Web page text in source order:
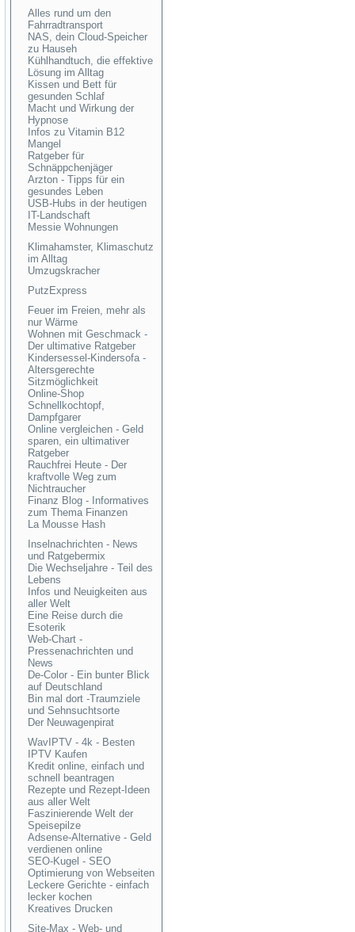
Alles rund um den
Fahrradtransport
NAS, dein Cloud-Speicher
zu Hauseh
Kühlhandtuch, die effektive
Lösung im Alltag
Kissen und Bett für
gesunden Schlaf
Macht und Wirkung der
Hypnose
Infos zu Vitamin B12
Mangel
Ratgeber für
Schnäppchenjäger
Arzton - Tipps für ein
gesundes Leben
USB-Hubs in der heutigen
IT-Landschaft
Messie Wohnungen
Klimahamster, Klimaschutz
im Alltag
Umzugskracher
PutzExpress
Feuer im Freien, mehr als
nur Wärme
Wohnen mit Geschmack -
Der ultimative Ratgeber
Kindersessel-Kindersofa -
Altersgerechte
Sitzmöglichkeit
Online-Shop
Schnellkochtopf,
Dampfgarer
Online vergleichen - Geld
sparen, ein ultimativer
Ratgeber
Rauchfrei Heute - Der
kraftvolle Weg zum
Nichtraucher
Finanz Blog - Informatives
zum Thema Finanzen
La Mousse Hash
Inselnachrichten - News
und Ratgebermix
Die Wechseljahre - Teil des
Lebens
Infos und Neuigkeiten aus
aller Welt
Eine Reise durch die
Esoterik
Web-Chart -
Pressenachrichten und
News
De-Color - Ein bunter Blick
auf Deutschland
Bin mal dort -Traumziele
und Sehnsuchtsorte
Der Neuwagenpirat
WavIPTV - 4k - Besten
IPTV Kaufen
Kredit online, einfach und
schnell beantragen
Rezepte und Rezept-Ideen
aus aller Welt
Faszinierende Welt der
Speisepilze
Adsense-Alternative - Geld
verdienen online
SEO-Kugel - SEO
Optimierung von Webseiten
Leckere Gerichte - einfach
lecker kochen
Kreatives Drucken
Site-Max - Web- und